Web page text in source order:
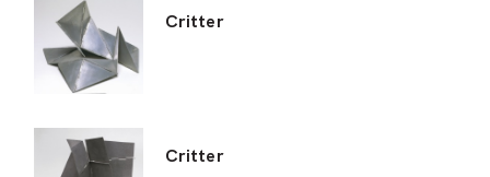
Critter
Critter